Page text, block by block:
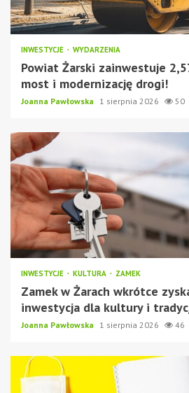
INWESTYCJE WYDARZENIA
Powiat Żarski zainwestuje
most i modernizację drogi!
Joanna Pawłowska 1 sierpnia 2026 50
INWESTYCJE KULTURA ZAMEK
Zamek w Żarach wkrótce
inwestycja dla kultury i
Joanna Pawłowska 1 sierpnia 2026 46